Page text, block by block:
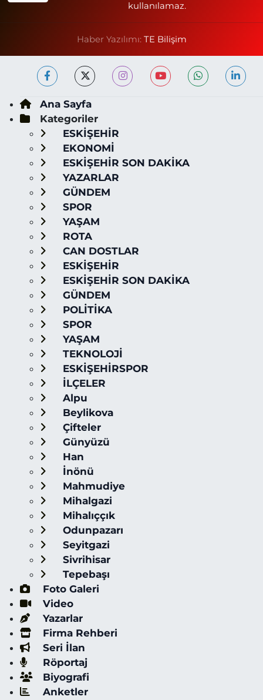
kullanılamaz.
Haber Yazılımı: TE Bilişim
Ana Sayfa
Kategoriler
ESKİŞEHİR
EKONOMİ
ESKİŞEHİR SON DAKİKA
YAZARLAR
GÜNDEM
SPOR
YAŞAM
ROTA
CAN DOSTLAR
ESKİŞEHİR
ESKİŞEHİR SON DAKİKA
GÜNDEM
POLİTİKA
SPOR
YAŞAM
TEKNOLOJİ
ESKİŞEHİRSPOR
İLÇELER
Alpu
Beylikova
Çifteler
Günyüzü
Han
İnönü
Mahmudiye
Mihalgazi
Mihalıççık
Odunpazarı
Seyitgazi
Sivrihisar
Tepebaşı
Foto Galeri
Video
Yazarlar
Firma Rehberi
Seri İlan
Röportaj
Biyografi
Anketler